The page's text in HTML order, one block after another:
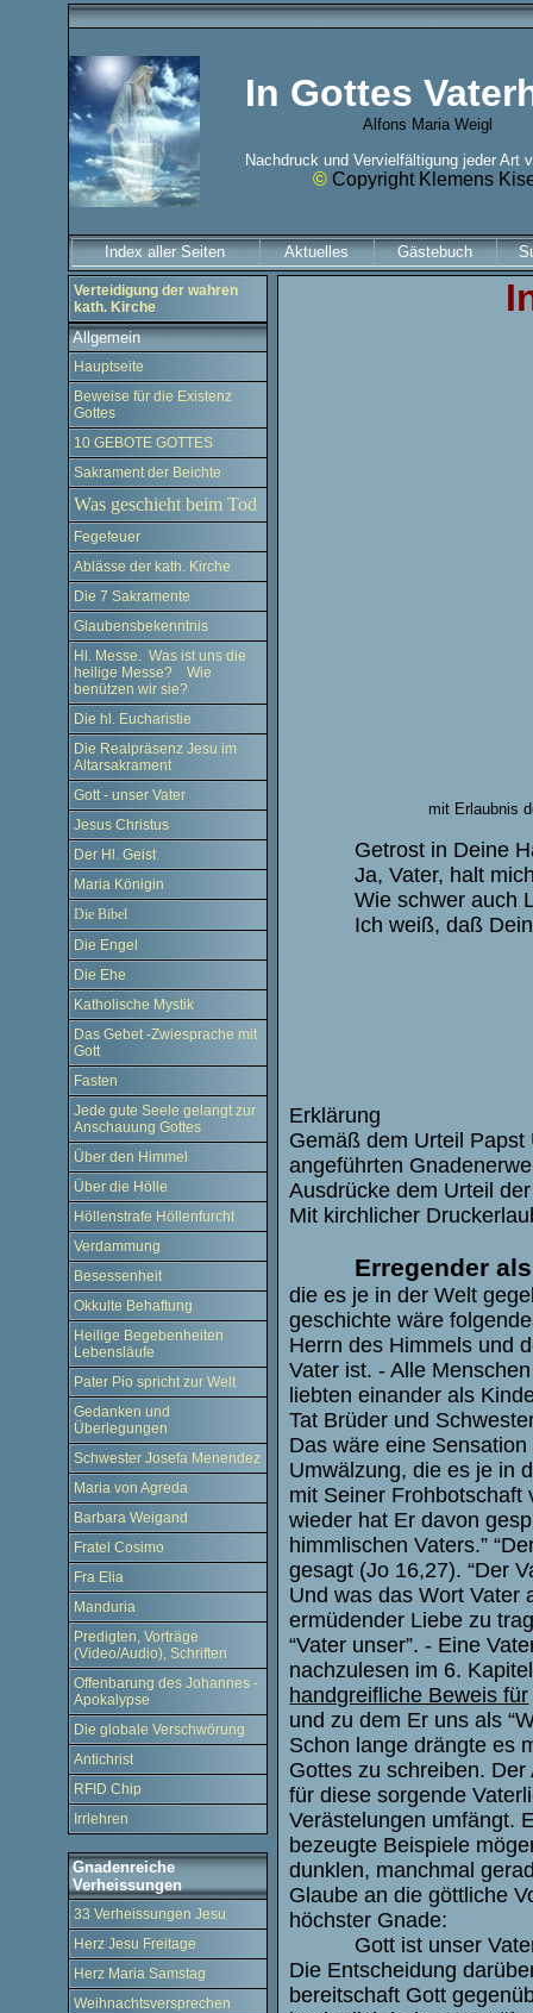
In Gottes
Alfons Maria Weigl
Nachdruck und Vervielfältigung jeder Art
© Copyright Klemens
Index aller Seiten Aktuelles Gästebuch
Verteidigung der wahren
kath. Kirche
Allgemein
Hauptseite
Beweise für die Existenz
Gottes
10 GEBOTE GOTTES
Sakrament der Beichte
Was geschieht beim Tod
Fegefeuer
Ablässe der kath. Kirche
Die 7 Sakramente
Glaubensbekenntnis
Hl. Messe. Was ist uns die
heilige Messe? Wie
benützen wir sie?
Die hl. Eucharistie
Die Realpräsenz Jesu im
Altarsakrament
Gott - unser Vater
Jesus Christus
Der Hl. Geist
Maria Königin
Die Bibel
Die Engel
Die Ehe
Katholische Mystik
Das Gebet -Zwiesprache mit
Gott
Fasten
Jede gute Seele gelangt zur
Anschauung Gottes
Über den Himmel
Über die Hölle
Höllenstrafe Höllenfurcht
Verdammung
Besessenheit
Okkulte Behaftung
Heilige Begebenheiten
Lebensläufe
Pater Pio spricht zur Welt
Gedanken und
Überlegungen
Schwester Josefa Menendez
Maria von Agreda
Barbara Weigand
Fratel Cosimo
Fra Elia
Manduria
Predigten, Vorträge
(Video/Audio), Schriften
Offenbarung des Johannes -
Apokalypse
Die globale Verschwörung
Antichrist
RFID Chip
Irrlehren
Gnadenreiche
Verheissungen
33 Verheissungen Jesu
Herz Jesu Freitage
Herz Maria Samstag
Weihnachtsversprechen
mit Erlaubnis
Getrost in Deine
Ja, Vater, halt
Wie schwer auch
Ich weiß, daß
Erklärung
Gemäß dem Urteil
angeführten
Ausdrücke dem Urteil
Mit kirchlicher
Erregender
die es je in der Welt
geschichte wäre
Herrn des Himmels und
Vater ist. - Alle
liebten einander als
Tat Brüder und
Das wäre eine
Umwälzung, die es je in
mit Seiner Frohbotschaft
wieder hat Er davon
himmlischen Vaters.”
gesagt (Jo 16,27). “Der
Und was das Wort Vater
ermüdender Liebe zu
“Vater unser”. - Eine
nachzulesen im 6.
handgreifliche Beweis für
und zu dem Er uns als
Schon lange drängte es
Gottes zu schreiben. Der
für diese sorgende
Verästelungen umfängt.
bezeugte Beispiele
dunklen, manchmal
Glaube an die göttliche
höchster Gnade:
Gott ist unser
Die Entscheidung
bereitschaft Gott